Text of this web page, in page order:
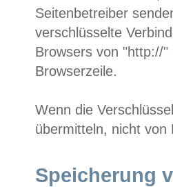
Seitenbetreiber
verschlüsselte
Browsers von "http://
Browserzeile.
Wenn die
übermitteln, nicht von
Speicherung